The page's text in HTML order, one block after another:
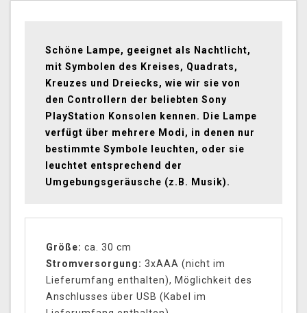
Schöne Lampe, geeignet als Nachtlicht,
mit Symbolen des Kreises, Quadrats,
Kreuzes und Dreiecks, wie wir sie von
den Controllern der beliebten Sony
PlayStation Konsolen kennen. Die Lampe
verfügt über mehrere Modi, in denen nur
bestimmte Symbole leuchten, oder sie
leuchtet entsprechend der
Umgebungsgeräusche (z.B. Musik).
Größe: ca. 30 cm
Stromversorgung: 3xAAA (nicht im
Lieferumfang enthalten), Möglichkeit des
Anschlusses über USB (Kabel im